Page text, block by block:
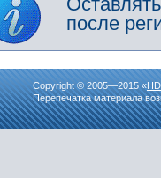
после
Copyright © 2005—2015 «
Перепечатка материала